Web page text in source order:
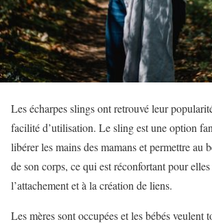
Les écharpes slings ont retrouvé leur
facilité d’utilisation. Le sling est une option
libérer les mains des mamans et permettre au
de son corps, ce qui est réconfortant pour elles
l’attachement et à la création de liens.
Les mères sont occupées et les bébés veulent